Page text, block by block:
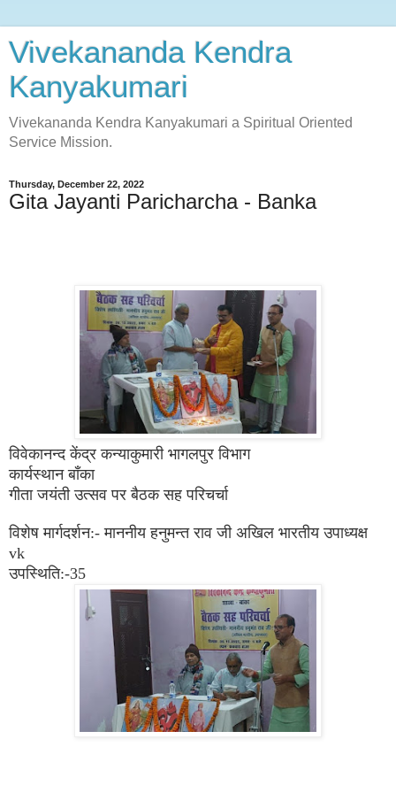
Vivekananda Kendra
Kanyakumari
Vivekananda Kendra Kanyakumari a Spiritual Oriented
Service Mission.
Thursday, December 22, 2022
Gita Jayanti Paricharcha - Banka
विवेकानन्द केंद्र कन्याकुमारी भागलपुर विभाग
कार्यस्थान बाँका
गीता जयंती उत्सव पर बैठक सह परिचर्चा
विशेष मार्गदर्शन:- माननीय हनुमन्त राव जी अखिल भारतीय उपाध्यक्ष
vk
उपस्थिति:-35